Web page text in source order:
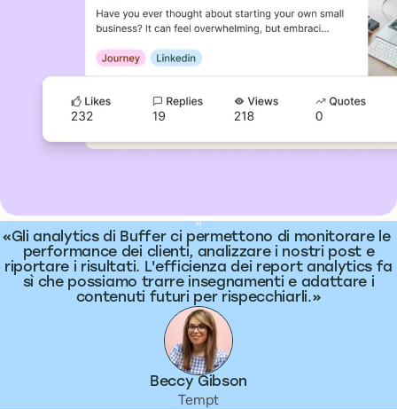
What people are saying “
Gli analytics di Buffer ci permettono di monitorare le
performance dei clienti, analizzare i nostri post e
riportare i risultati. L'efficienza dei report analytics fa
sì che possiamo trarre insegnamenti e adattare i
contenuti futuri per rispecchiarli.
Beccy Gibson
Tempt